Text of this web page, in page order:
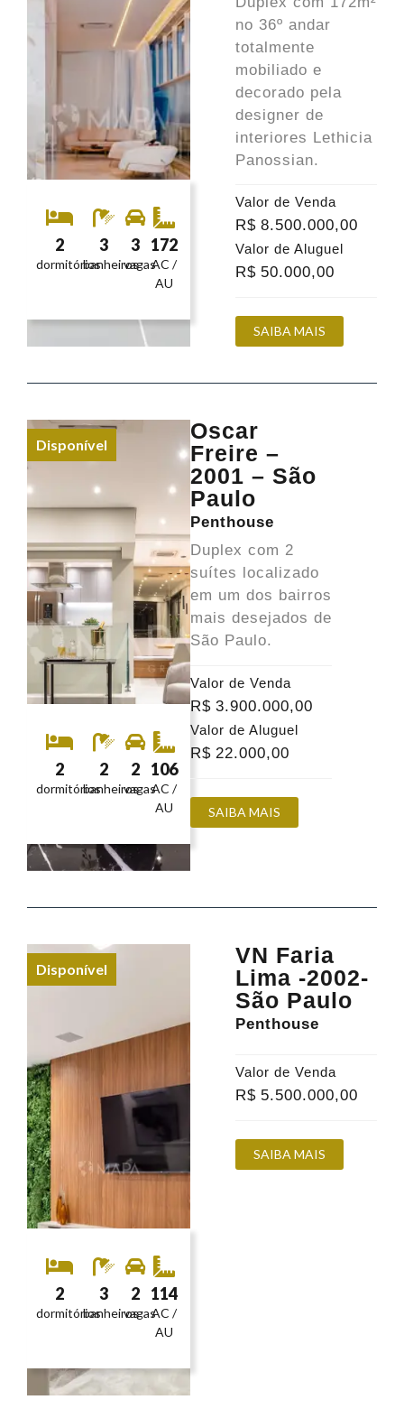
2
dormitórios
3
banheiros
3
vagas
172
AC /
AU
no 36º andar
totalmente
mobiliado e
decorado pela
designer de
interiores Lethicia
Panossian.
Valor de Venda
R$ 8.500.000,00
Valor de Aluguel
R$ 50.000,00
SAIBA MAIS
Disponível
2
dormitórios
2
banheiros
2
vagas
106
AC /
AU
Oscar
Freire –
2001 – São
Paulo
Penthouse
Duplex com 2
suítes localizado
em um dos bairros
mais desejados de
São Paulo.
Valor de Venda
R$ 3.900.000,00
Valor de Aluguel
R$ 22.000,00
SAIBA MAIS
Disponível
2
dormitórios
3
banheiros
2
vagas
114
AC /
AU
VN Faria
Lima -2002-
São Paulo
Penthouse
Valor de Venda
R$ 5.500.000,00
SAIBA MAIS